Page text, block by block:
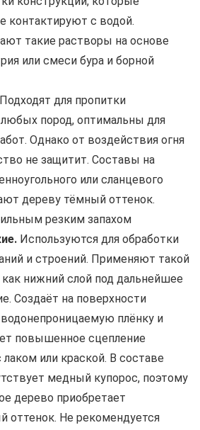
контактируют с водой.
такие растворы на основе
или смеси бура и борной
Подходят для пропитки
пород, оптимальны для
Однако от воздействия огня
не защитит. Составы на
или сланцевого
дереву тёмный оттенок.
резким запахом
Используются для обработки
и строений. Применяют такой
нижний слой под дальнейшее
Создаёт на поверхности
плёнку и
повышенное сцепление
лаком или краской. В составе
медный купорос, поэтому
дерево приобретает
оттенок. Не рекомендуется